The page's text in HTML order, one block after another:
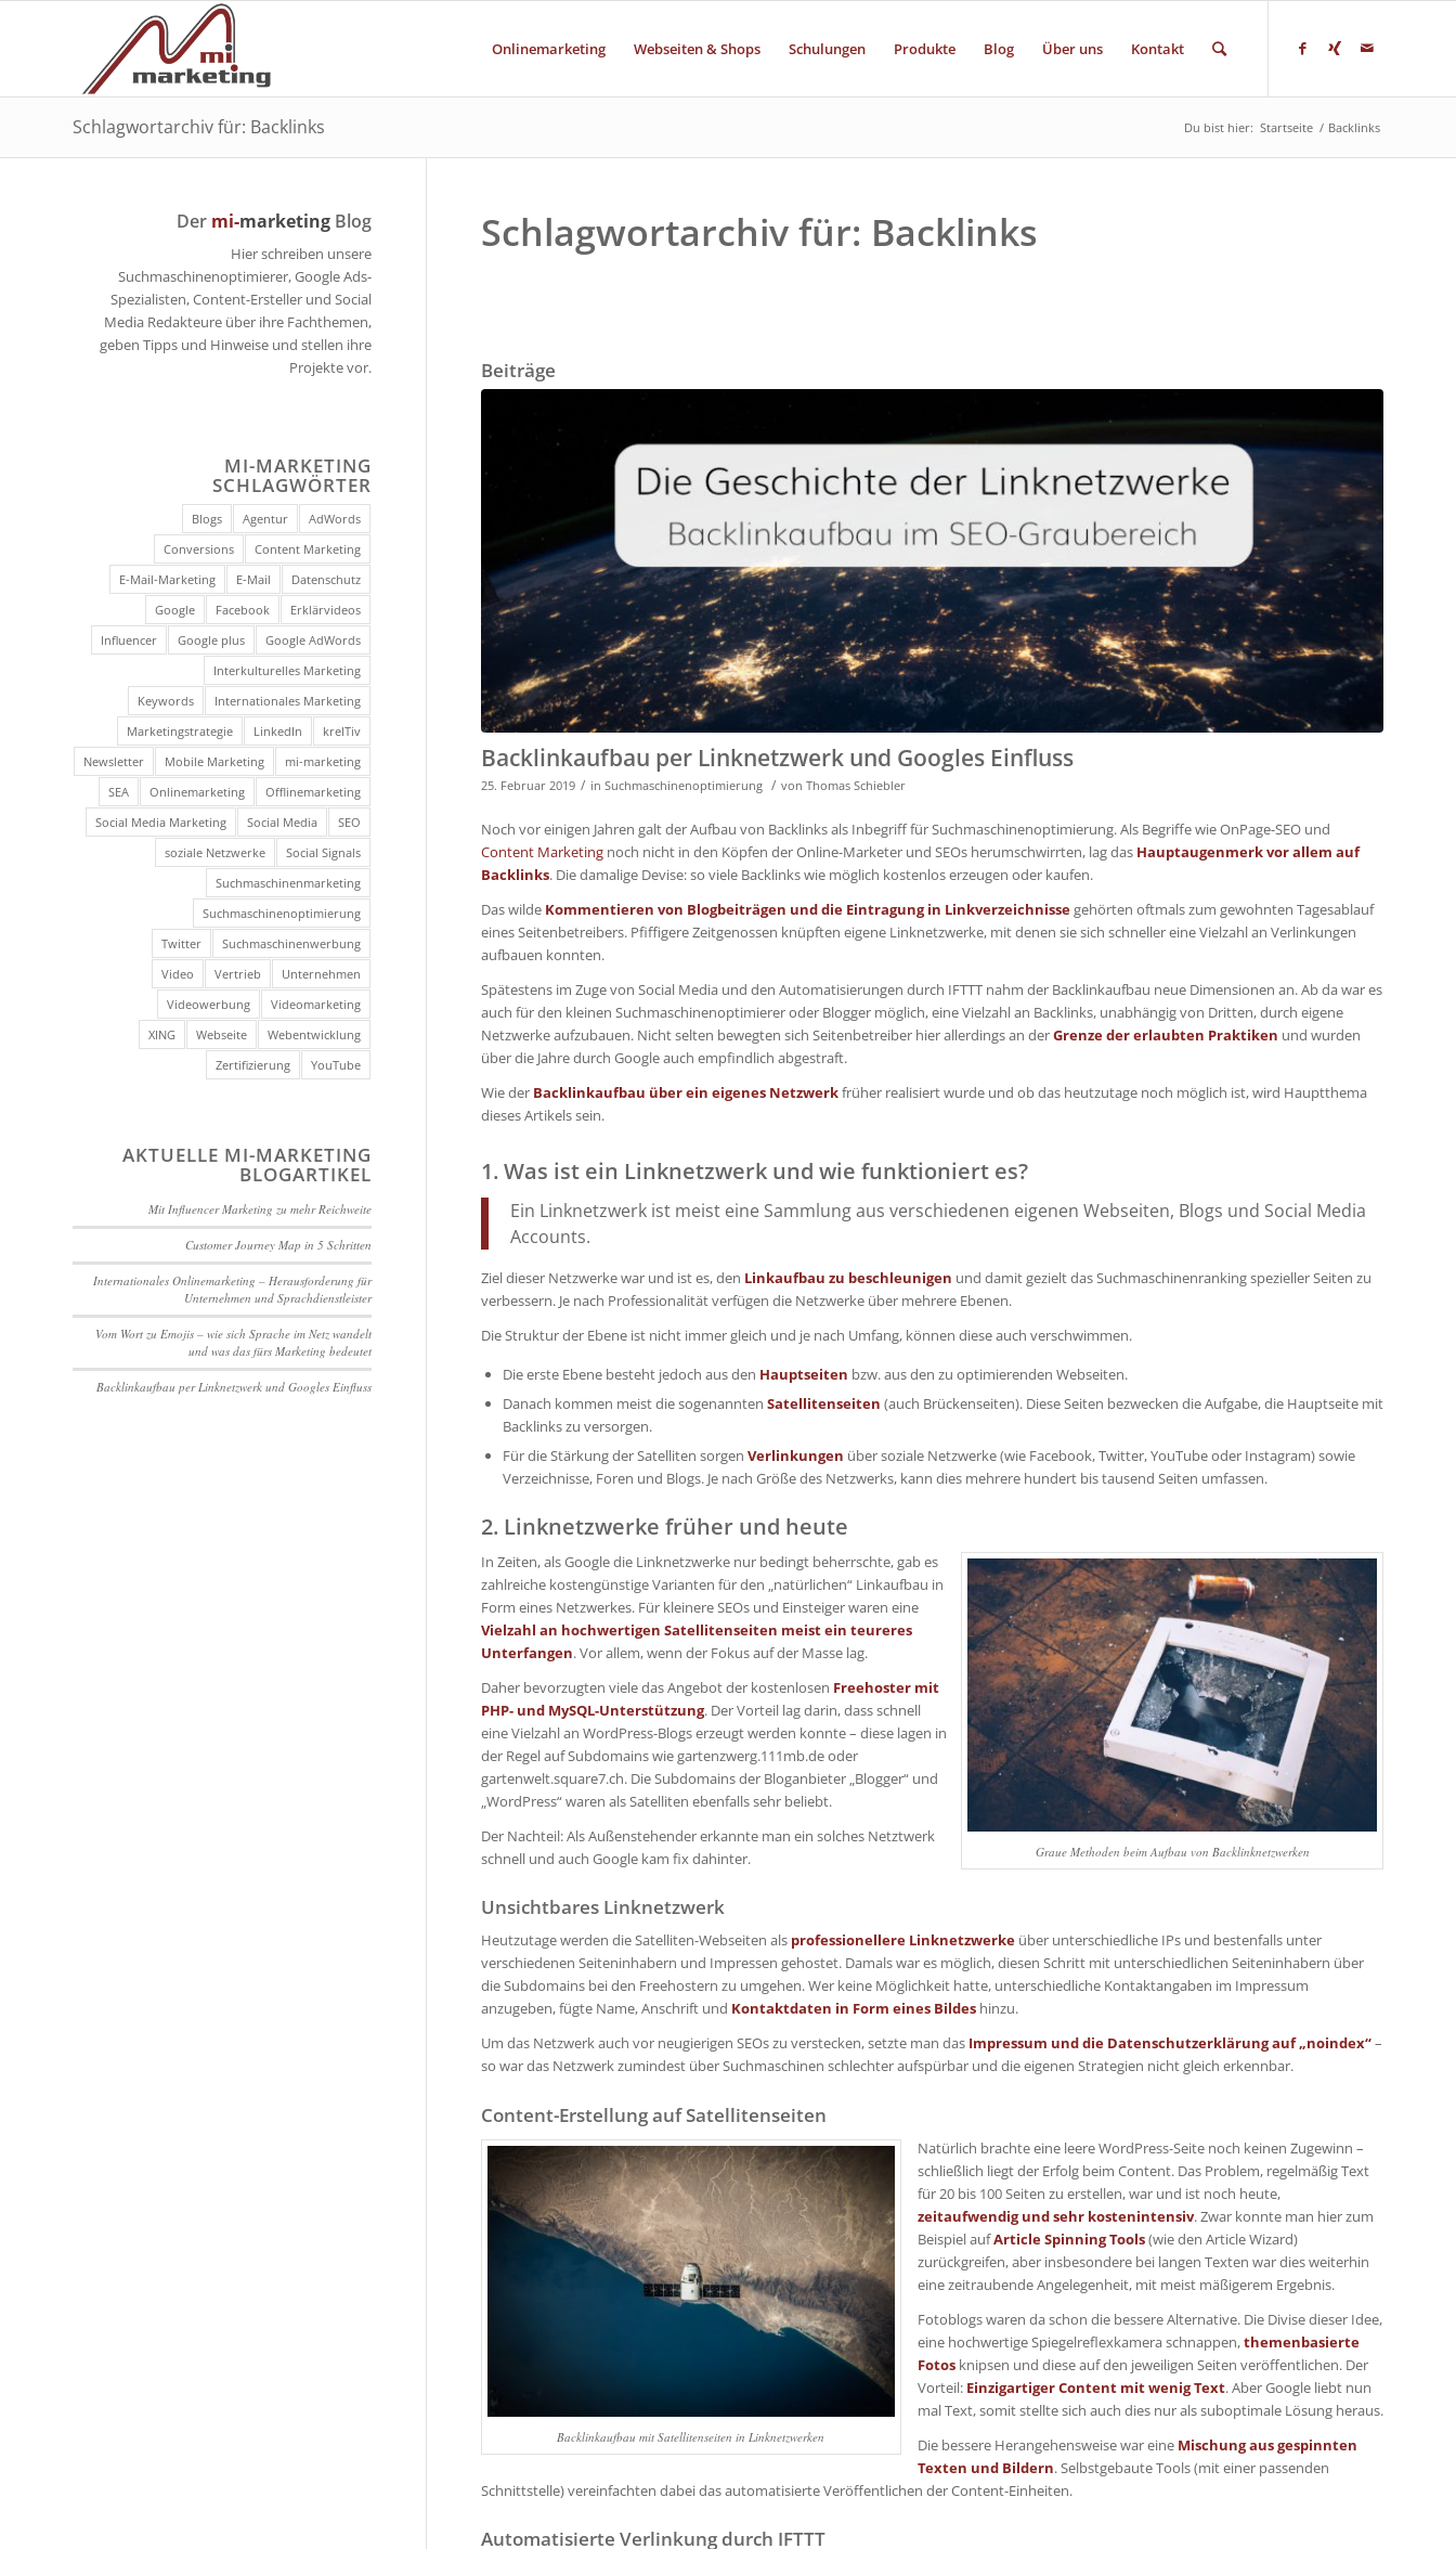
Onlinemarketing Webseiten & Shops Schulungen Produkte Blog Über uns Kontakt
Schlagwortarchiv für: Backlinks Du bist hier: Startseite / Backlinks
Schlagwortarchiv für: Backlinks
Beiträge
Backlinkaufbau per Linknetzwerk und Googles Einfluss
25. Februar 2019 / in Suchmaschinenoptimierung / von Thomas Schiebler
Noch vor einigen Jahren galt der Aufbau von Backlinks als Inbegriff für Suchmaschinenoptimierung. Als Begriffe wie OnPage-SEO und
Content Marketingnoch nicht in den Köpfen der Online-Marketer und SEOs herumschwirrten, lag das Hauptaugenmerk vor allem auf
Backlinks. Die damalige Devise: so viele Backlinks wie möglich kostenlos erzeugen oder kaufen.
Das wilde Kommentieren von Blogbeiträgen und die Eintragung in Linkverzeichnissegehörten oftmals zum gewohnten Tagesablauf
eines Seitenbetreibers. Pfiffigere Zeitgenossen knüpften eigene Linknetzwerke, mit denen sie sich schneller eine Vielzahl an Verlinkungen
aufbauen konnten.
Spätestens im Zuge von Social Media und den Automatisierungen durch IFTTT nahm der Backlinkaufbau neue Dimensionen an. Ab da war es
auch für den kleinen Suchmaschinenoptimierer oder Blogger möglich, eine Vielzahl an Backlinks, unabhängig von Dritten, durch eigene
Netzwerke aufzubauen. Nicht selten bewegten sich Seitenbetreiber hier allerdings an derGrenze der erlaubten Praktiken und wurden
über die Jahre durch Google auch empfindlich abgestraft.
Wie der Backlinkaufbau über ein eigenes Netzwerkfrüher realisiert wurde und ob das heutzutage noch möglich ist, wird Hauptthema
dieses Artikels sein.
1. Was ist ein Linknetzwerk und wie funktioniert es?
Ein Linknetzwerk ist meist eine Sammlung aus verschiedenen eigenen Webseiten, Blogs und Social Media
Accounts.
Ziel dieser Netzwerke war und ist es, den Linkaufbau zu beschleunigen und damit gezielt das Suchmaschinenranking spezieller Seiten zu
verbessern. Je nach Professionalität verfügen die Netzwerke über mehrere Ebenen.
Die Struktur der Ebene ist nicht immer gleich und je nach Umfang, können diese auch verschwimmen.
Die erste Ebene besteht jedoch aus den Hauptseiten bzw. aus den zu optimierenden Webseiten.
Danach kommen meist die sogenannten Satellitenseiten (auch Brückenseiten). Diese Seiten bezwecken die Aufgabe, die Hauptseite mit
Backlinks zu versorgen.
Für die Stärkung der Satelliten sorgen Verlinkungen über soziale Netzwerke (wie Facebook, Twitter, YouTube oder Instagram) sowie
Verzeichnisse, Foren und Blogs. Je nach Größe des Netzwerks, kann dies mehrere hundert bis tausend Seiten umfassen.
2. Linknetzwerke früher und heute
Graue Methoden beim Aufbau von Backlinknetzwerken
In Zeiten, als Google die Linknetzwerke nur bedingt beherrschte, gab es
zahlreiche kostengünstige Varianten für den „natürlichen“ Linkaufbau in
Form eines Netzwerkes. Für kleinere SEOs und Einsteiger waren eine
Vielzahl an hochwertigen Satellitenseiten meist ein teureres
Unterfangen. Vor allem, wenn der Fokus auf der Masse lag.
Daher bevorzugten viele das Angebot der kostenlosen Freehoster mit
PHP- und MySQL-Unterstützung. Der Vorteil lag darin, dass schnell
eine Vielzahl an WordPress-Blogs erzeugt werden konnte – diese lagen in
der Regel auf Subdomains wie gartenzwerg.111mb.de oder
gartenwelt.square7.ch. Die Subdomains der Bloganbieter „Blogger“ und
„WordPress“ waren als Satelliten ebenfalls sehr beliebt.
Der Nachteil: Als Außenstehender erkannte man ein solches Netztwerk
schnell und auch Google kam fix dahinter.
Unsichtbares Linknetzwerk
Heutzutage werden die Satelliten-Webseiten als professionellere Linknetzwerkeüber unterschiedliche IPs und bestenfalls unter
verschiedenen Seiteninhabern und Impressen gehostet. Damals war es möglich, diesen Schritt mit unterschiedlichen Seiteninhabern über
die Subdomains bei den Freehostern zu umgehen. Wer keine Möglichkeit hatte, unterschiedliche Kontaktangaben im Impressum
anzugeben, fügte Name, Anschrift und Kontaktdaten in Form eines Bildeshinzu.
Um das Netzwerk auch vor neugierigen SEOs zu verstecken, setzte man das Impressum und die Datenschutzerklärung auf „noindex“–
so war das Netzwerk zumindest über Suchmaschinen schlechter aufspürbar und die eigenen Strategien nicht gleich erkennbar.
Content-Erstellung auf Satellitenseiten
Backlinkaufbau mit Satellitenseiten in Linknetzwerken
Natürlich brachte eine leere WordPress-Seite noch keinen Zugewinn –
schließlich liegt der Erfolg beim Content. Das Problem, regelmäßig Text
für 20 bis 100 Seiten zu erstellen, war und ist noch heute,
zeitaufwendig und sehr kostenintensiv. Zwar konnte man hier zum
Beispiel aufArticle Spinning Tools(wie den Article Wizard)
zurückgreifen, aber insbesondere bei langen Texten war dies weiterhin
eine zeitraubende Angelegenheit, mit meist mäßigerem Ergebnis.
Fotoblogs waren da schon die bessere Alternative. Die Divise dieser Idee,
eine hochwertige Spiegelreflexkamera schnappen,themenbasierte
Fotosknipsen und diese auf den jeweiligen Seiten veröffentlichen. Der
Vorteil: Einzigartiger Content mit wenig Text. Aber Google liebt nun
mal Text, somit stellte sich auch dies nur als suboptimale Lösung heraus.
Die bessere Herangehensweise war eine Mischung aus gespinnten
Texten und Bildern. Selbstgebaute Tools (mit einer passenden
Schnittstelle) vereinfachten dabei das automatisierte Veröffentlichen der Content-Einheiten.
Automatisierte Verlinkung durch IFTTT
Der mi-marketingBlog
Hier schreiben unsere
Suchmaschinenoptimierer, Google Ads-
Spezialisten, Content-Ersteller und Social
Media Redakteure über ihre Fachthemen,
geben Tipps und Hinweise und stellen ihre
Projekte vor.
MI-MARKETING
SCHLAGWÖRTER
AdWords
Agentur
Blogs
Content Marketing
Conversions
Datenschutz
E-Mail
E-Mail-Marketing
Erklärvideos
Facebook
Google
Google AdWords
Google plus
Influencer
Interkulturelles Marketing
Internationales Marketing
Keywords
kreITiv
LinkedIn
Marketingstrategie
mi-marketing
Mobile Marketing
Newsletter
Offlinemarketing
Onlinemarketing
SEA
SEO
Social Media
Social Media Marketing
Social Signals
soziale Netzwerke
Suchmaschinenmarketing
Suchmaschinenoptimierung
Suchmaschinenwerbung
Twitter
Unternehmen
Vertrieb
Video
Videomarketing
Videowerbung
Webentwicklung
Webseite
XING
YouTube
Zertifizierung
AKTUELLE MI-MARKETING
BLOGARTIKEL
Mit Influencer Marketing zu mehr Reichweite
Customer Journey Map in 5 Schritten
Internationales Onlinemarketing – Herausforderung für
Unternehmen und Sprachdienstleister
Vom Wort zu Emojis – wie sich Sprache im Netz wandelt
und was das fürs Marketing bedeutet
Backlinkaufbau per Linknetzwerk und Googles Einfluss